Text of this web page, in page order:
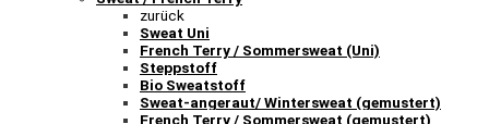
zurück
Sweat Uni
French Terry / Sommersweat (Uni)
Steppstoff
Bio Sweatstoff
Sweat-angeraut/ Wintersweat (gemustert)
French Terry / Sommersweat (gemustert)